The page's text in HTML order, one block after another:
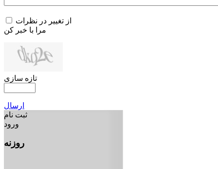
از تغییر در نظرات
مرا با خبر کن
تازه سازی
ارسال
ثبت نام
ورود
روزنه